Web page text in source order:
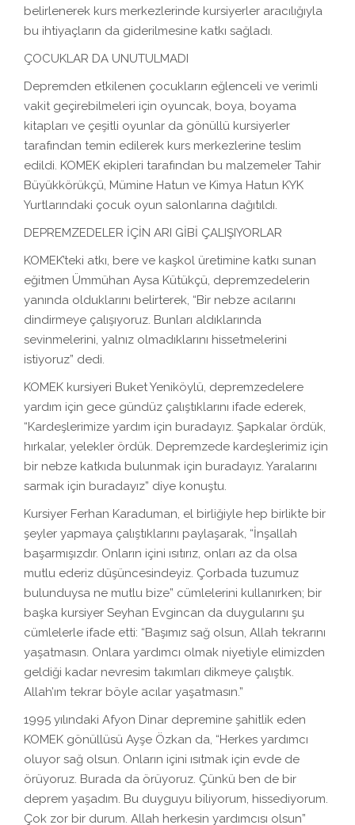
belirlenerek kurs merkezlerinde kursiyerler aracılığıyla
bu ihtiyaçların da giderilmesine katkı sağladı.
ÇOCUKLAR DA UNUTULMADI
Depremden etkilenen çocukların eğlenceli ve verimli
vakit geçirebilmeleri için oyuncak, boya, boyama
kitapları ve çeşitli oyunlar da gönüllü kursiyerler
tarafından temin edilerek kurs merkezlerine teslim
edildi. KOMEK ekipleri tarafından bu malzemeler Tahir
Büyükkörükçü, Mümine Hatun ve Kimya Hatun KYK
Yurtlarındaki çocuk oyun salonlarına dağıtıldı.
DEPREMZEDELER İÇİN ARI GİBİ ÇALIŞIYORLAR
KOMEK’teki atkı, bere ve kaşkol üretimine katkı sunan
eğitmen Ümmühan Aysa Kütükçü, depremzedelerin
yanında olduklarını belirterek, “Bir nebze acılarını
dindirmeye çalışıyoruz. Bunları aldıklarında
sevinmelerini, yalnız olmadıklarını hissetmelerini
istiyoruz” dedi.
KOMEK kursiyeri Buket Yeniköylü, depremzedelere
yardım için gece gündüz çalıştıklarını ifade ederek,
“Kardeşlerimize yardım için buradayız. Şapkalar ördük,
hırkalar, yelekler ördük. Depremzede kardeşlerimiz için
bir nebze katkıda bulunmak için buradayız. Yaralarını
sarmak için buradayız” diye konuştu.
Kursiyer Ferhan Karaduman, el birliğiyle hep birlikte bir
şeyler yapmaya çalıştıklarını paylaşarak, “İnşallah
başarmışızdır. Onların içini ısıtırız, onları az da olsa
mutlu ederiz düşüncesindeyiz. Çorbada tuzumuz
bulunduysa ne mutlu bize” cümlelerini kullanırken; bir
başka kursiyer Seyhan Evgincan da duygularını şu
cümlelerle ifade etti: “Başımız sağ olsun, Allah tekrarını
yaşatmasın. Onlara yardımcı olmak niyetiyle elimizden
geldiği kadar nevresim takımları dikmeye çalıştık.
Allah’ım tekrar böyle acılar yaşatmasın.”
1995 yılındaki Afyon Dinar depremine şahitlik eden
KOMEK gönüllüsü Ayşe Özkan da, “Herkes yardımcı
oluyor sağ olsun. Onların içini ısıtmak için evde de
örüyoruz. Burada da örüyoruz. Çünkü ben de bir
deprem yaşadım. Bu duyguyu biliyorum, hissediyorum.
Çok zor bir durum. Allah herkesin yardımcısı olsun”